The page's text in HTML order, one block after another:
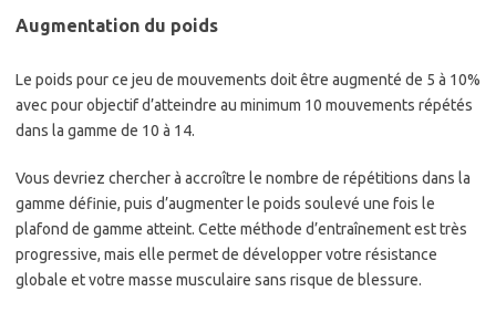
Augmentation du poids
Le poids pour ce jeu de mouvements doit être augmenté de 5 à 10%
avec pour objectif d’atteindre au minimum 10 mouvements répétés
dans la gamme de 10 à 14.
Vous devriez chercher à accroître le nombre de répétitions dans la
gamme définie, puis d’augmenter le poids soulevé une fois le
plafond de gamme atteint. Cette méthode d’entraînement est très
progressive, mais elle permet de développer votre résistance
globale et votre masse musculaire sans risque de blessure.